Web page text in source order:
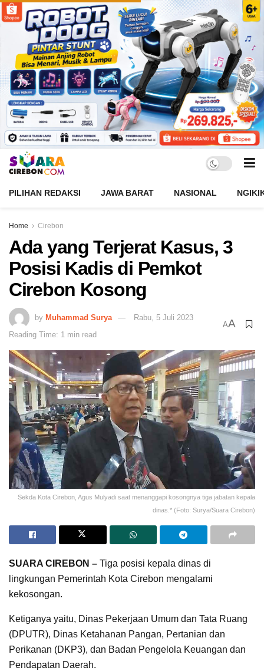
PILIHAN REDAKSI JAWA BARAT NASIONAL
Home Cirebon
Ada yang Terjerat Kasus, 3
Posisi Kadis di Pemkot
Cirebon Kosong
by Muhammad Surya
Rabu, 5 Juli 2023
Reading Time: 1 min read
AA
Sekda Kota Cirebon, Agus Mulyadi saat menanggapi kosongnya tiga jabatan kepala
dinas.* (Foto: Surya/Suara Cirebon)
SUARA CIREBON – Tiga posisi kepala dinas di
lingkungan Pemerintah Kota Cirebon mengalami
kekosongan.
Ketiganya yaitu, Dinas Pekerjaan Umum dan Tata Ruang
(DPUTR), Dinas Ketahanan Pangan, Pertanian dan
Perikanan (DKP3), dan Badan Pengelola Keuangan dan
Pendapatan Daerah.